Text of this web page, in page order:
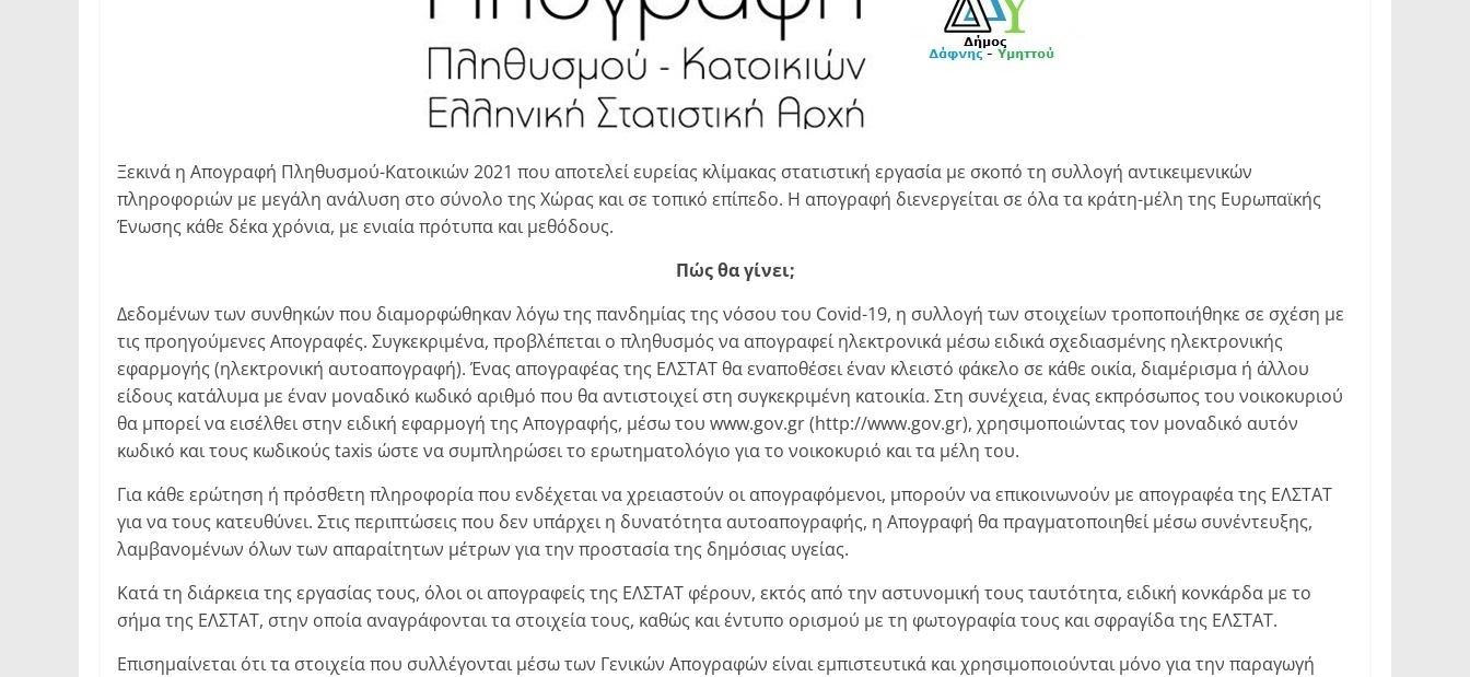
Ξεκινά η Απογραφή Πληθυσμού-Κατοικιών 2021 που αποτελεί ευρείας κλίμακας στατιστική εργασία με σκοπό τη συλλογή αντικειμενικών
πληροφοριών με μεγάλη ανάλυση στο σύνολο της Χώρας και σε τοπικό επίπεδο. Η απογραφή διενεργείται σε όλα τα κράτη-μέλη της Ευρωπαϊκής
Ένωσης κάθε δέκα χρόνια, με ενιαία πρότυπα και μεθόδους.
Πώς θα γίνει;
Δεδομένων των συνθηκών που διαμορφώθηκαν λόγω της πανδημίας της νόσου του Covid-19, η συλλογή των στοιχείων τροποποιήθηκε σε σχέση με
τις προηγούμενες Απογραφές. Συγκεκριμένα, προβλέπεται ο πληθυσμός να απογραφεί ηλεκτρονικά μέσω ειδικά σχεδιασμένης ηλεκτρονικής
εφαρμογής (ηλεκτρονική αυτοαπογραφή). Ένας απογραφέας της ΕΛΣΤΑΤ θα εναποθέσει έναν κλειστό φάκελο σε κάθε οικία, διαμέρισμα ή άλλου
είδους κατάλυμα με έναν μοναδικό κωδικό αριθμό που θα αντιστοιχεί στη συγκεκριμένη κατοικία. Στη συνέχεια, ένας εκπρόσωπος του νοικοκυριού
θα μπορεί να εισέλθει στην ειδική εφαρμογή της Απογραφής, μέσω του www.gov.gr (http://www.gov.gr), χρησιμοποιώντας τον μοναδικό αυτόν
κωδικό και τους κωδικούς taxis ώστε να συμπληρώσει το ερωτηματολόγιο για το νοικοκυριό και τα μέλη του.
Για κάθε ερώτηση ή πρόσθετη πληροφορία που ενδέχεται να χρειαστούν οι απογραφόμενοι, μπορούν να επικοινωνούν με απογραφέα της ΕΛΣΤΑΤ
για να τους κατευθύνει. Στις περιπτώσεις που δεν υπάρχει η δυνατότητα αυτοαπογραφής, η Απογραφή θα πραγματοποιηθεί μέσω συνέντευξης,
λαμβανομένων όλων των απαραίτητων μέτρων για την προστασία της δημόσιας υγείας.
Κατά τη διάρκεια της εργασίας τους, όλοι οι απογραφείς της ΕΛΣΤΑΤ φέρουν, εκτός από την αστυνομική τους ταυτότητα, ειδική κονκάρδα με το
σήμα της ΕΛΣΤΑΤ, στην οποία αναγράφονται τα στοιχεία τους, καθώς και έντυπο ορισμού με τη φωτογραφία τους και σφραγίδα της ΕΛΣΤΑΤ.
Επισημαίνεται ότι τα στοιχεία που συλλέγονται μέσω των Γενικών Απογραφών είναι εμπιστευτικά και χρησιμοποιούνται μόνο για την παραγωγή